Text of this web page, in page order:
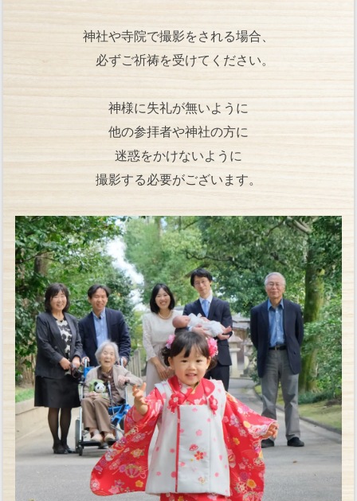
神社や寺院で撮影をされる場合、
必ずご祈祷を受けてください。
神様に失礼が無いように
他の参拝者や神社の方に
迷惑をかけないように
撮影する必要がございます。